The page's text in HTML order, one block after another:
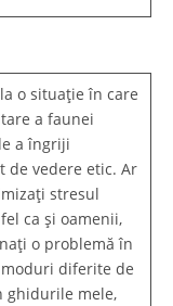
o situație în care
a faunei
a îngriji
de vedere etic. Ar
stresul
ca și oamenii,
o problemă în
diferite de
ghidurile mele,